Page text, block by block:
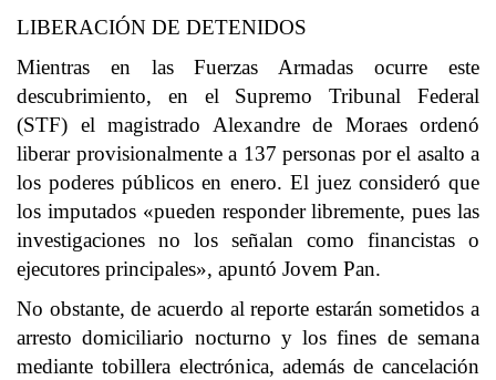
LIBERACIÓN DE DETENIDOS
Mientras en las Fuerzas Armadas ocurre este
descubrimiento, en el Supremo Tribunal Federal
(STF) el magistrado Alexandre de Moraes ordenó
liberar provisionalmente a 137 personas por el asalto a
los poderes públicos en enero. El juez consideró que
los imputados «pueden responder libremente, pues las
investigaciones no los señalan como financistas o
ejecutores principales», apuntó Jovem Pan.
No obstante, de acuerdo al reporte estarán sometidos a
arresto domiciliario nocturno y los fines de semana
mediante tobillera electrónica, además de cancelación